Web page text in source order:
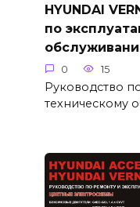
HYUNDAI
по
0 15
Руководство
техническому